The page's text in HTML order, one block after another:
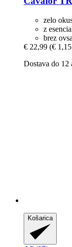
zelo
z
brez ovsa
€ 22,99 (€
Dostava do 12
Košarica